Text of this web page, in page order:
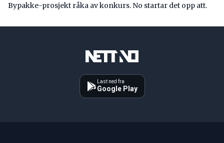
Bypakke-prosjekt råka av konkurs. No startar det opp att.
Last ned fra
Google Play